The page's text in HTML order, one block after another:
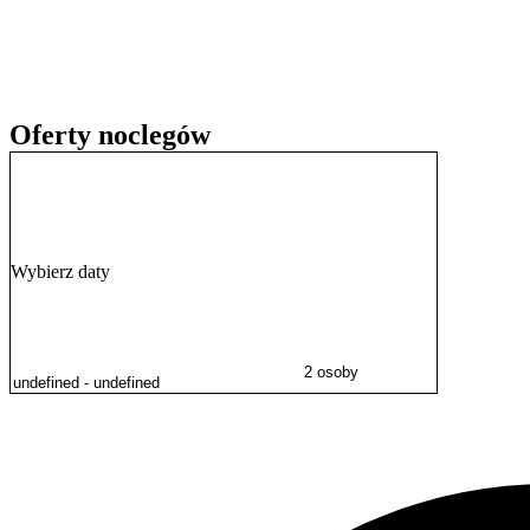
Oferty noclegów
Wybierz daty
2 osoby